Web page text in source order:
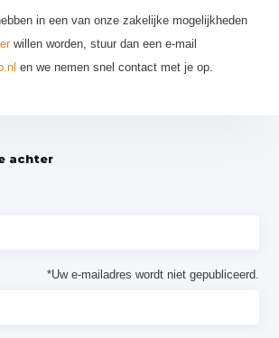
in een van onze zakelijke mogelijkheden
willen worden, stuur dan een e-mail
en we nemen snel contact met je op.
achter
*Uw e-mailadres wordt niet gepubliceerd.